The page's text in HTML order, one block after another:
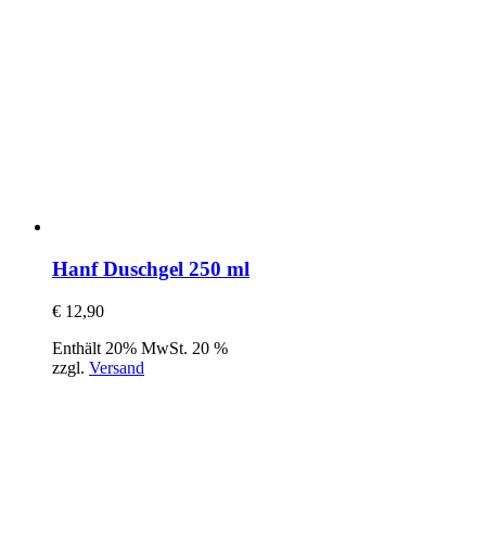
Hanf Duschgel 250 ml
€ 12,90
Enthält 20% MwSt. 20 %
zzgl. Versand